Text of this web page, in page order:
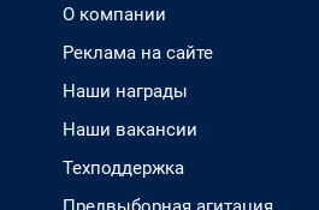
О компании
Реклама на сайте
Наши награды
Наши вакансии
Техподдержка